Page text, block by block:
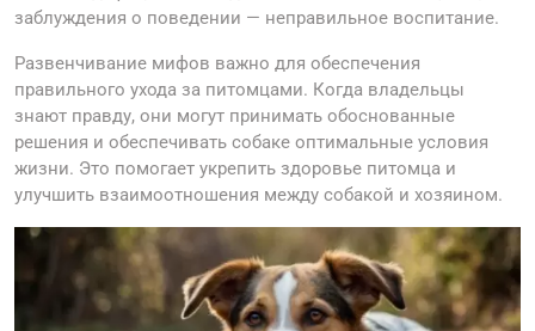
заблуждения о поведении — неправильное воспитание.
Развенчивание мифов важно для обеспечения
правильного ухода за питомцами. Когда владельцы
знают правду, они могут принимать обоснованные
решения и обеспечивать собаке оптимальные условия
жизни. Это помогает укрепить здоровье питомца и
улучшить взаимоотношения между собакой и хозяином.